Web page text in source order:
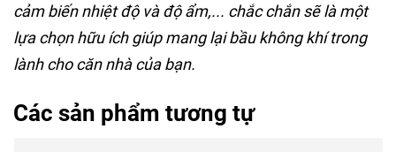
cảm biến nhiệt độ và độ ẩm,... chắc chắn sẽ là một
lựa chọn hữu ích giúp mang lại bầu không khí trong
lành cho căn nhà của bạn.
Các sản phẩm tương tự